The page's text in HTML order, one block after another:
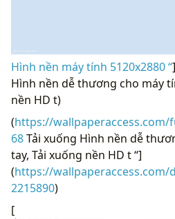
Hình nền máy tính 5120x2880 “
Hình nền dễ thương cho máy
nền HD t)
(https://wallpaperaccess.com/
68Tải xuống Hình nền dễ
tay, Tải xuống nền HD t “]
(https://
2215890)
[